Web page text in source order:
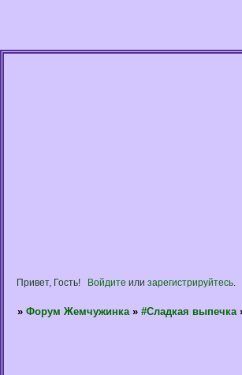
Привет, Гость! Войдите или зарегистрируйтесь.
» Форум Жемчужинка » #Сладкая выпечка